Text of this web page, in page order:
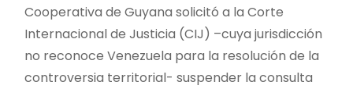
Cooperativa de Guyana solicitó a la Corte
Internacional de Justicia (CIJ) –cuya jurisdicción
no reconoce Venezuela para la resolución de la
controversia territorial- suspender la consulta